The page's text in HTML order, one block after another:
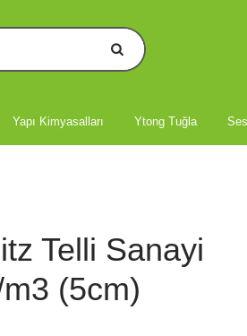
Yapı Kimyasalları Ytong Tuğla
Telli Sanayi
(5cm)